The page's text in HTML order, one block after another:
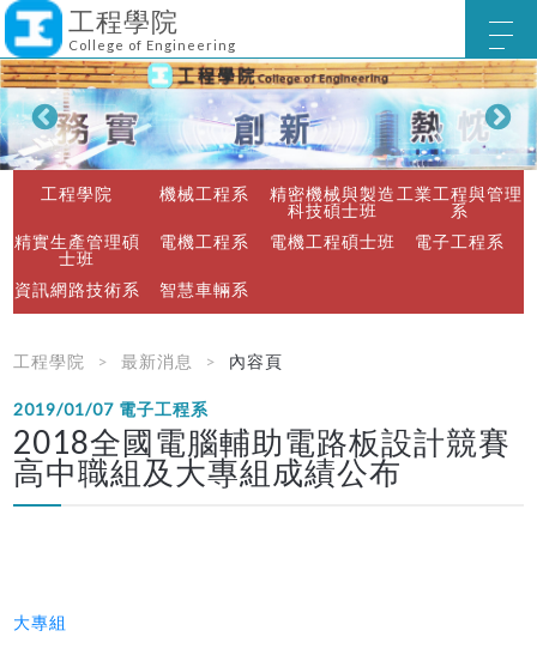
工程學院
College of Engineering
工程學院 機械工程系
精密機械與製造
科技碩士班
工業工程與管理
系
精實生產管理碩
士班
電機工程系 電機工程碩士班 電子工程系
資訊網路技術系 智慧車輛系
工程學院 最新消息 內容頁
2019/01/07 電子工程系
2018全國電腦輔助電路板設計競賽
高中職組及大專組成績公布
大專組